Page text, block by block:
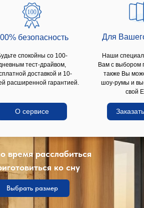
Для
безопаcность
Наши
Вам с выбором
также Вы
шоу-румы и
свой
спокойны со 100-
тест-драйвом,
доставкой и 10-
расширенной гарантией.
О сервисе
время расслабиться
ко сну
Выбрать размер